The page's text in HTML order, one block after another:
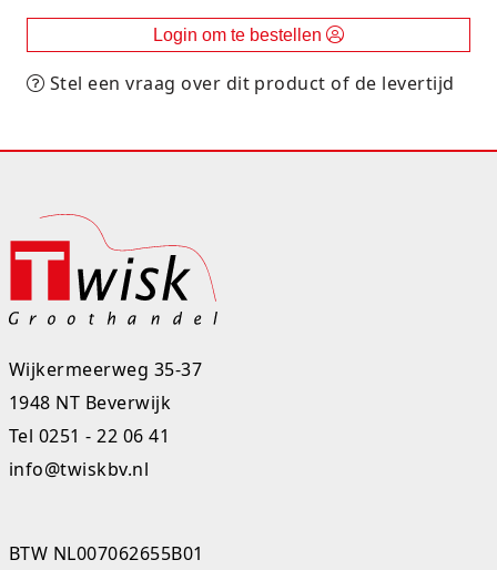
Login om te bestellen
Stel een vraag over dit product of de levertijd
Wijkermeerweg 35-37
1948 NT Beverwijk
Tel 0251 - 22 06 41
info@twiskbv.nl
BTW NL007062655B01
Winkel, keuken en huis